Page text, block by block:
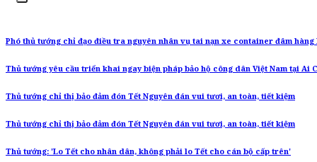
Phó thủ tướng chỉ đạo điều tra nguyên nhân vụ tai nạn xe container đâm hàng
Thủ tướng yêu cầu triển khai ngay biện pháp bảo hộ công dân Việt Nam tại Ai
Thủ tướng chỉ thị bảo đảm đón Tết Nguyên đán vui tươi, an toàn, tiết kiệm
Thủ tướng chỉ thị bảo đảm đón Tết Nguyên đán vui tươi, an toàn, tiết kiệm
Thủ tướng: 'Lo Tết cho nhân dân, không phải lo Tết cho cán bộ cấp trên'